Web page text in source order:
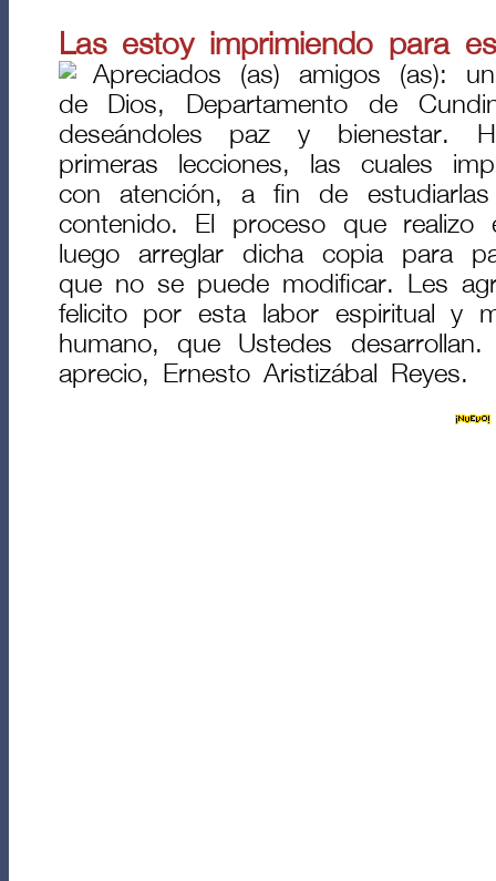
Las estoy imprimiendo para
Apreciados (as) amigos (as):
de Dios, Departamento de
deseándoles paz y bienestar.
primeras lecciones, las cuales
con atención, a fin de
contenido. El proceso que
luego arreglar dicha copia para
que no se puede modificar. Les
felicito por esta labor espiritual y
humano, que Ustedes
aprecio, Ernesto Aristizábal Reyes.